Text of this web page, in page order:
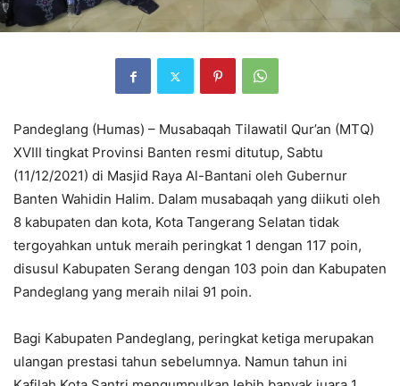
Pandeglang (Humas) – Musabaqah Tilawatil Qur’an (MTQ)
XVIII tingkat Provinsi Banten resmi ditutup, Sabtu
(11/12/2021) di Masjid Raya Al-Bantani oleh Gubernur
Banten Wahidin Halim. Dalam musabaqah yang diikuti oleh
8 kabupaten dan kota, Kota Tangerang Selatan tidak
tergoyahkan untuk meraih peringkat 1 dengan 117 poin,
disusul Kabupaten Serang dengan 103 poin dan Kabupaten
Pandeglang yang meraih nilai 91 poin.
Bagi Kabupaten Pandeglang, peringkat ketiga merupakan
ulangan prestasi tahun sebelumnya. Namun tahun ini